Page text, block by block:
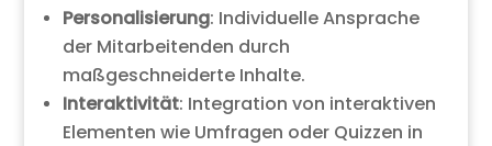
Personalisierung: Individuelle Ansprache
der Mitarbeitenden durch
maßgeschneiderte Inhalte.
Interaktivität: Integration von interaktiven
Elementen wie Umfragen oder Quizzen in